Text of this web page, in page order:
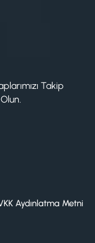
Takip
Aydınlatma Metni